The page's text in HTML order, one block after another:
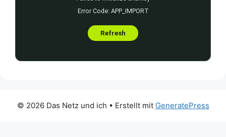
© 2026 Das Netz und ich • Erstellt mit GeneratePress